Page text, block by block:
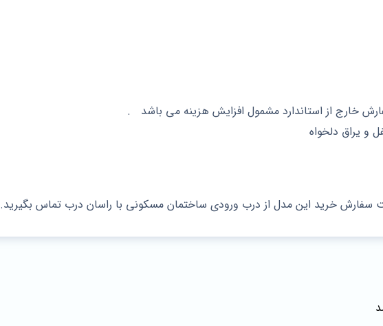
يراق دلخواه
سفارش خرید این مدل از درب ورودی ساختمان مسکونی با راسان درب تماس بگیرید.